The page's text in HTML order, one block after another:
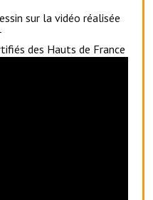
sur la vidéo réalisée
des Hauts de France